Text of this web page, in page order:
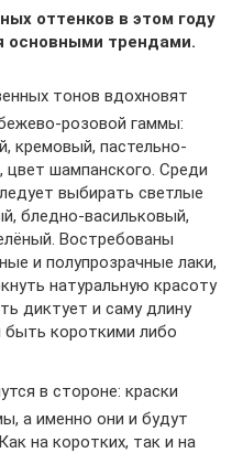
оттенков в этом году
основными трендами.
тонов вдохновят
розовой гаммы:
кремовый, пастельно-
цвет шампанского. Среди
выбирать светлые
бледно-васильковый,
Востребованы
и полупрозрачные лаки,
натуральную красоту
диктует и саму длину
короткими либо
в стороне: краски
а именно они и будут
на коротких, так и на